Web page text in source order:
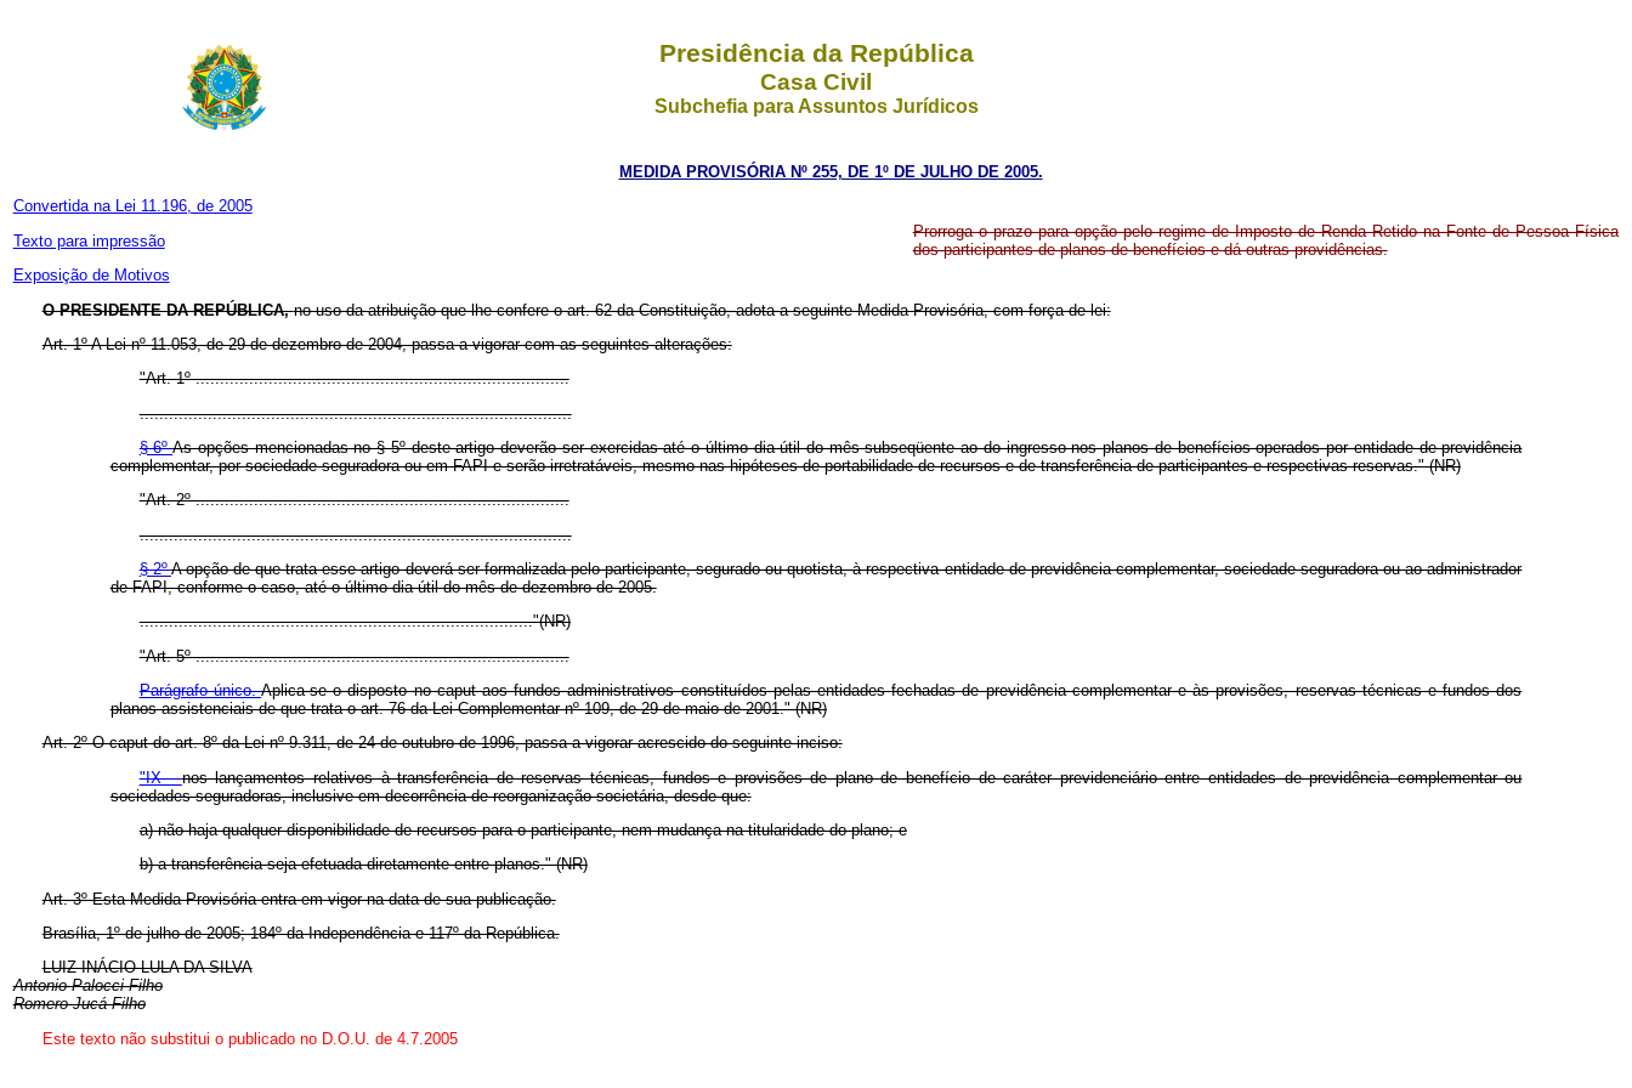
Presidência da República
Casa Civil
Subchefia para Assuntos Jurídicos
MEDIDA PROVISÓRIA Nº 255, DE 1º DE JULHO DE 2005.
Convertida na Lei 11.196, de 2005
Texto para impressão
Exposição de Motivos
Prorroga o prazo para opção pelo regime de Imposto de Renda Retido na Fonte de Pessoa Física
dos participantes de planos de benefícios e dá outras providências.
O PRESIDENTE DA REPÚBLICA,no uso da atribuição que lhe confere o art. 62 da Constituição, adota a seguinte Medida Provisória, com força de lei:
Art. 1º A Lei nº 11.053, de 29 de dezembro de 2004, passa a vigorar com as seguintes alterações:
"Art. 1º .............................................................................
.........................................................................................
§ 6ºAs opções mencionadas no § 5º deste artigo deverão ser exercidas até o último dia útil do mês subseqüente ao do ingresso nos planos de benefícios operados por entidade de previdência
complementar, por sociedade seguradora ou em FAPI e serão irretratáveis, mesmo nas hipóteses de portabilidade de recursos e de transferência de participantes e respectivas reservas." (NR)
"Art. 2º .............................................................................
.........................................................................................
§ 2ºA opção de que trata esse artigo deverá ser formalizada pelo participante, segurado ou quotista, à respectiva entidade de previdência complementar, sociedade seguradora ou ao administrador
de FAPI, conforme o caso, até o último dia útil do mês de dezembro de 2005.
................................................................................."(NR)
"Art. 5º .............................................................................
Parágrafo único.Aplica-se o disposto no caput aos fundos administrativos constituídos pelas entidades fechadas de previdência complementar e às provisões, reservas técnicas e fundos dos
planos assistenciais de que trata o art. 76 da Lei Complementar nº 109, de 29 de maio de 2001." (NR)
Art. 2º O caput do art. 8º da Lei nº 9.311, de 24 de outubro de 1996, passa a vigorar acrescido do seguinte inciso:
"IX -nos lançamentos relativos à transferência de reservas técnicas, fundos e provisões de plano de benefício de caráter previdenciário entre entidades de previdência complementar ou
sociedades seguradoras, inclusive em decorrência de reorganização societária, desde que:
a) não haja qualquer disponibilidade de recursos para o participante, nem mudança na titularidade do plano; e
b) a transferência seja efetuada diretamente entre planos." (NR)
Art. 3º Esta Medida Provisória entra em vigor na data de sua publicação.
Brasília, 1º de julho de 2005; 184º da Independência e 117º da República.
LUIZ INÁCIO LULA DA SILVA
Antonio Palocci Filho
Romero Jucá Filho
Este texto não substitui o publicado no D.O.U. de 4.7.2005